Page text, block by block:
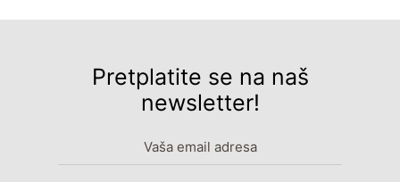
Pretplatite se na naš
newsletter!